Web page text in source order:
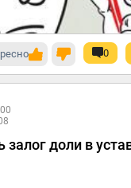
0
залог доли в